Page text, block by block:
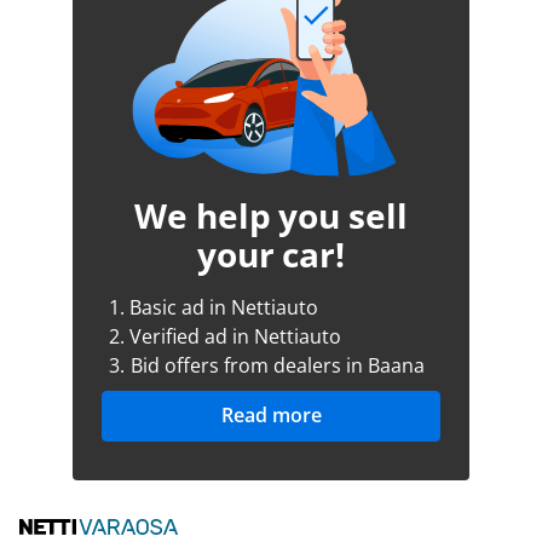
We help you sell
your car!
1. Basic ad in Nettiauto
2. Verified ad in Nettiauto
3. Bid offers from dealers in Baana
Read more